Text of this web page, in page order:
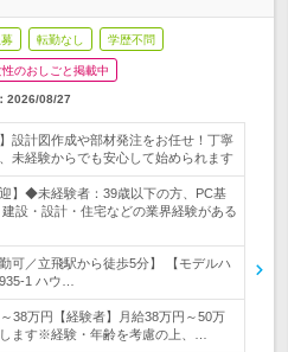
転勤なし 学歴不問
性のおしごと掲載中
2026/08/27
設計図作成や部材発注をお任せ！丁寧
未経験からでも安心して始められます
】◆未経験者：39歳以下の方、PC基
設・設計・住宅などの業界経験がある
可／立飛駅から徒歩5分】 【モデルハ
1 ハウ…
38万円【経験者】月給38万円～50万
ます※経験・年齢を考慮の上、…